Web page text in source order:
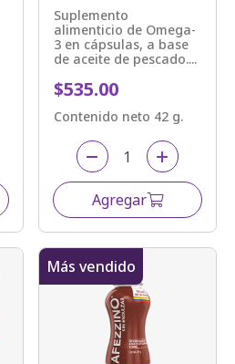
Suplemento
alimenticio de Omega-
3 en cápsulas, a base
de aceite de pescado....
$535.00
Contenido neto 42 g.
Agregar
Más vendido